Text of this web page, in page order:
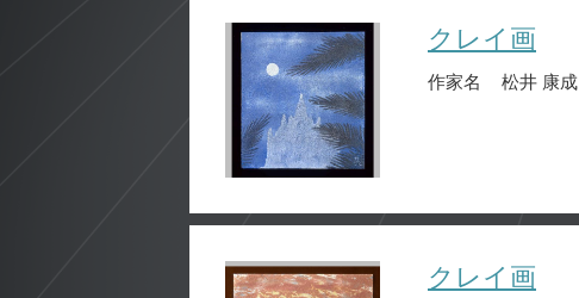
クレイ画
作家名 松井 康成
クレイ画